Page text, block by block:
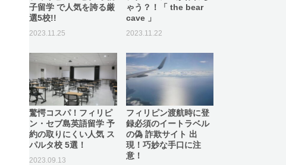
子留学 で人気を誇る厳
選5校!!
2023.11.25
ゃう？！「 the bear
cave 」
2023.11.22
驚愕コスパ！フィリピ
ン・セブ島英語留学 予
約の取りにくい人気 ス
パルタ校 5選！
2023.09.13
フィリピン渡航時に登
録必須のイートラベル
の偽 詐欺サイト 出
現！巧妙な手口に注
意！